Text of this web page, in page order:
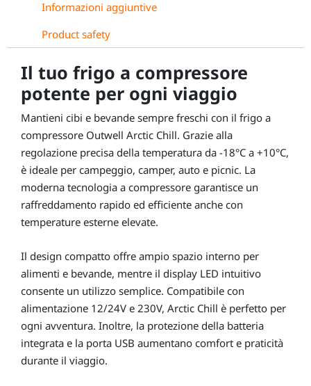
Informazioni aggiuntive
Product safety
Il tuo frigo a compressore
potente per ogni viaggio
Mantieni cibi e bevande sempre freschi con il frigo a
compressore Outwell Arctic Chill. Grazie alla
regolazione precisa della temperatura da -18°C a +10°C,
è ideale per campeggio, camper, auto e picnic. La
moderna tecnologia a compressore garantisce un
raffreddamento rapido ed efficiente anche con
temperature esterne elevate.
Il design compatto offre ampio spazio interno per
alimenti e bevande, mentre il display LED intuitivo
consente un utilizzo semplice. Compatibile con
alimentazione 12/24V e 230V, Arctic Chill è perfetto per
ogni avventura. Inoltre, la protezione della batteria
integrata e la porta USB aumentano comfort e praticità
durante il viaggio.